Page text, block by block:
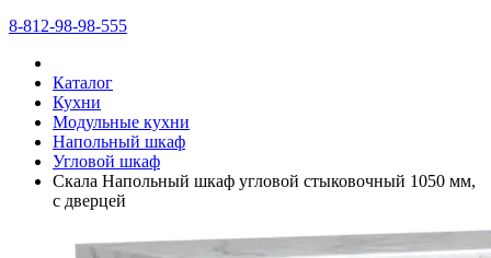
8-812-98-98-555
Каталог
Кухни
Модульные кухни
Напольный шкаф
Угловой шкаф
Скала Напольный шкаф угловой стыковочный 1050 мм,
с дверцей